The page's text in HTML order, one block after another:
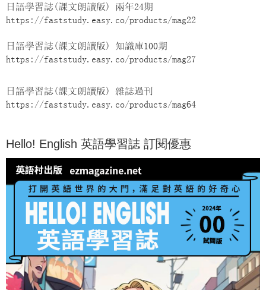
日語學習誌(課文朗讀版) 兩年24期
https://faststudy.easy.co/products/mag22
日語學習誌(課文朗讀版) 知識庫100期
https://faststudy.easy.co/products/mag27
日語學習誌(課文朗讀版) 雜誌過刊
https://faststudy.easy.co/products/mag64
Hello! English 英語學習誌 訂閱優惠